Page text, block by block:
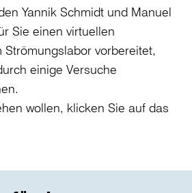
Yannik Schmidt und Manuel
Sie einen virtuellen
Strömungslabor vorbereitet,
einige Versuche
wollen, klicken Sie auf das